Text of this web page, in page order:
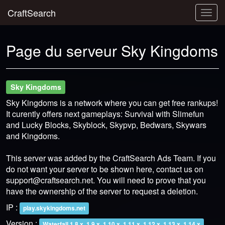
CraftSearch
Page du serveur Sky Kingdoms
Sky Kingdoms
Sky Kingdoms is a network where you can get free rankups!
It curently offers next gameplays: Survival with Slimefun
and Lucky Blocks, Skyblock, Skypvp, Bedwars, Skywars
and Kingdoms.
This server was added by the CraftSearch Ads Team. If you
do not want your server to be shown here, contact us on
support@craftsearch.net. You will need to prove that you
have the ownership of the server to request a deletion.
IP :
play.skykingdoms.net